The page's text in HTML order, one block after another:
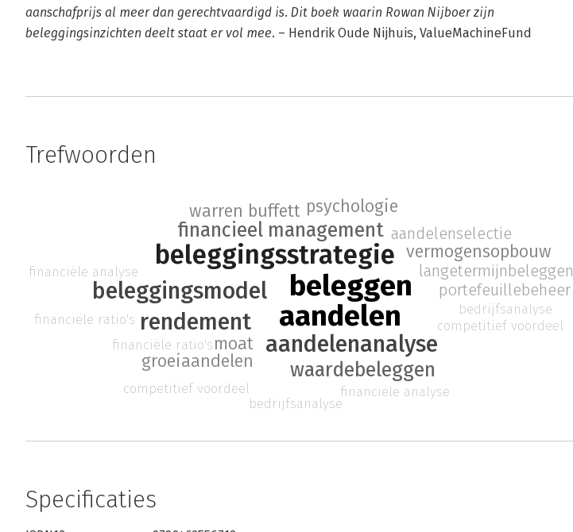
aanschafprijs al meer dan gerechtvaardigd is. Dit boek waarin Rowan Nijboer zijn
beleggingsinzichten deelt staat er vol mee. – Hendrik Oude Nijhuis, ValueMachineFund
Trefwoorden
beleggen
aandelen
beleggingsstrategie
aandelenanalyse
beleggingsmodel
rendement
financieel management
waardebeleggen
groeiaandelen
warren buffett
moat
psychologie
vermogensopbouw
langetermijnbeleggen
aandelenselectie
portefeuillebeheer
bedrijfsanalyse
competitief voordeel
financiële ratio's
financiële analyse
bedrijfsanalyse
competitief voordeel
financiële ratio's
financiële analyse
Specificaties